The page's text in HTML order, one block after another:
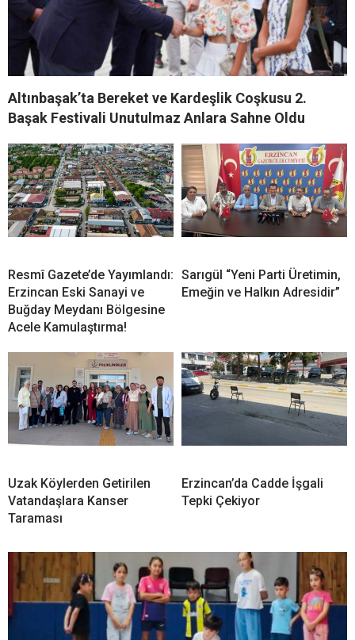
Altınbaşak’ta Bereket ve Kardeşlik Coşkusu 2.
Başak Festivali Unutulmaz Anlara Sahne Oldu
Resmî Gazete’de Yayımlandı:
Erzincan Eski Sanayi ve
Buğday Meydanı Bölgesine
Acele Kamulaştırma!
Sarıgül “Yeni Parti Üretimin,
Emeğin ve Halkın Adresidir”
Uzak Köylerden Getirilen
Vatandaşlara Kanser
Taraması
Erzincan’da Cadde İşgali
Tepki Çekiyor